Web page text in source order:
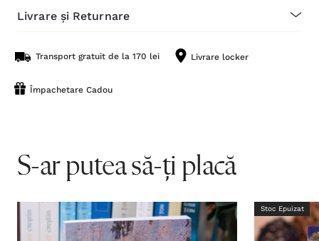
Livrare și Returnare
Transport gratuit de la 170 lei Livrare locker
Împachetare Cadou
S-ar putea să-ți placă
Stoc Epuizat